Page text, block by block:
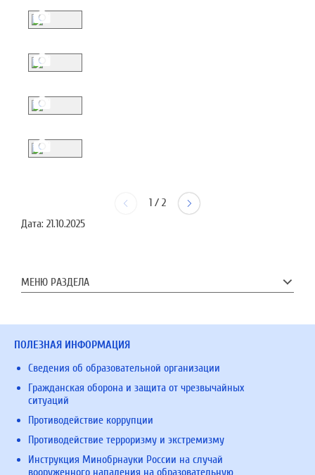
1 / 2
Дата: 21.10.2025
МЕНЮ РАЗДЕЛА
ПОЛЕЗНАЯ ИНФОРМАЦИЯ
Сведения об образовательной организации
Гражданская оборона и защита от чрезвычайных
ситуаций
Противодействие коррупции
Противодействие терроризму и экстремизму
Инструкция Минобрнауки России на случай
вооруженного нападения на образовательную